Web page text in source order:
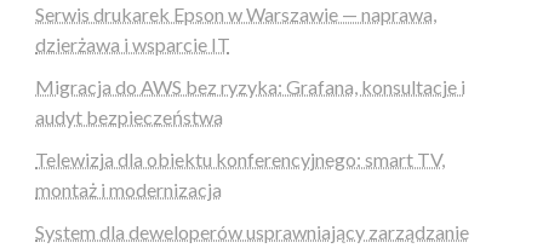
Serwis drukarek Epson w Warszawie — naprawa,
dzierżawa i wsparcie IT
Migracja do AWS bez ryzyka: Grafana, konsultacje i
audyt bezpieczeństwa
Telewizja dla obiektu konferencyjnego: smart TV,
montaż i modernizacja
System dla deweloperów usprawniający zarządzanie